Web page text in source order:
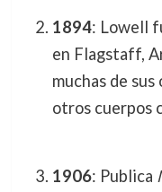
1894: Lowell
en Flagstaff,
muchas de
otros cuerpos
1906: Publica